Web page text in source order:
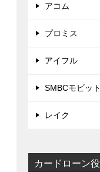
アコム
プロミス
アイフル
SMBCモビット
レイク
カードローン